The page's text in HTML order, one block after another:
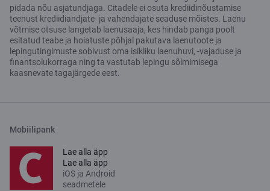
pidada nõu asjatundjaga. Citadele ei osuta krediidinõustamise
teenust krediidiandjate- ja vahendajate seaduse mõistes. Laenu
võtmise otsuse langetab laenusaaja, kes hindab panga poolt
esitatud teabe ja hoiatuste põhjal pakutava laenutoote ja
lepingutingimuste sobivust oma isikliku laenuhuvi, -vajaduse ja
finantsolukorraga ning ta vastutab lepingu sõlmimisega
kaasnevate tagajärgede eest.
Mobiilipank
Lae alla äpp
Lae alla äpp
iOS ja Android
seadmetele